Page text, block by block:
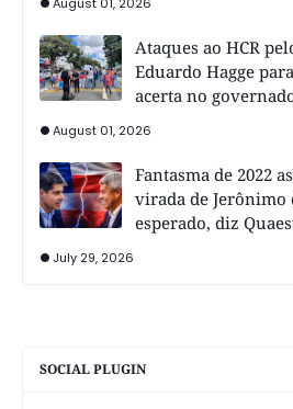
Ataques ao HCR
Eduardo Hagge
acerta no
August 01, 2026
Fantasma de 2022
virada de Jerônimo
esperado, diz
July 29, 2026
SOCIAL PLUGIN